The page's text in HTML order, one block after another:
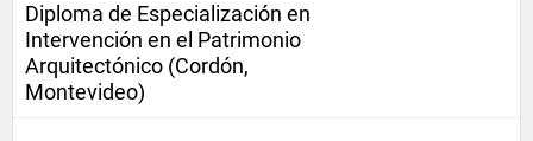
Diploma de Especialización en
Intervención en el Patrimonio
Arquitectónico (Cordón,
Montevideo)